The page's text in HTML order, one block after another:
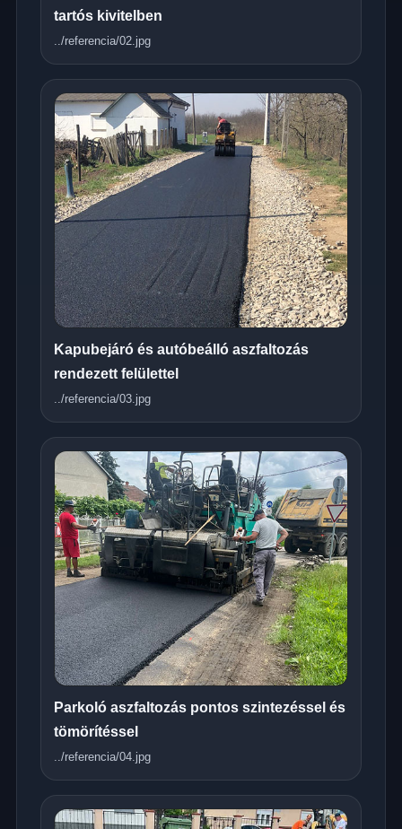
tartós kivitelben
../referencia/02.jpg
Kapubejáró és autóbeálló aszfaltozás
rendezett felülettel
../referencia/03.jpg
Parkoló aszfaltozás pontos szintezéssel és
tömörítéssel
../referencia/04.jpg